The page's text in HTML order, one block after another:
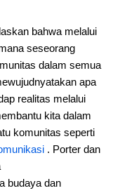
bahwa melalui
seseorang
dalam semua
apa
realitas melalui
kita dalam
komunitas seperti
. Porter dan
budaya dan